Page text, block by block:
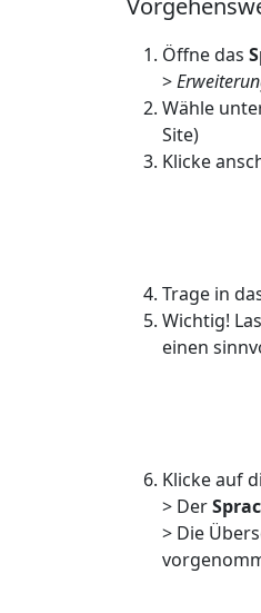
Öffne das
>
Wähle
Site)
Klicke
Trage in
Wichtig!
einen
Klicke auf
> Der
> Die